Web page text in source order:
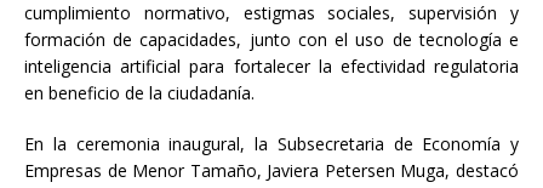
cumplimiento normativo, estigmas sociales, supervisión y
formación de capacidades, junto con el uso de tecnología e
inteligencia artificial para fortalecer la efectividad regulatoria
en beneficio de la ciudadanía.
En la ceremonia inaugural, la Subsecretaria de Economía y
Empresas de Menor Tamaño, Javiera Petersen Muga, destacó